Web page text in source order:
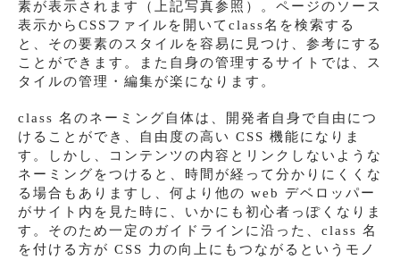
素が表示されます（上記写真参照）。ページのソース
表示からCSSファイルを開いてclass名を検索する
と、その要素のスタイルを容易に見つけ、参考にする
ことができます。また自身の管理するサイトでは、ス
タイルの管理・編集が楽になります。
class 名のネーミング自体は、開発者自身で自由につ
けることができ、自由度の高い CSS 機能になりま
す。しかし、コンテンツの内容とリンクしないような
ネーミングをつけると、時間が経って分かりにくくな
る場合もありますし、何より他の web デベロッパー
がサイト内を見た時に、いかにも初心者っぽくなりま
す。そのため一定のガイドラインに沿った、class 名
を付ける方が CSS 力の向上にもつながるというモノ